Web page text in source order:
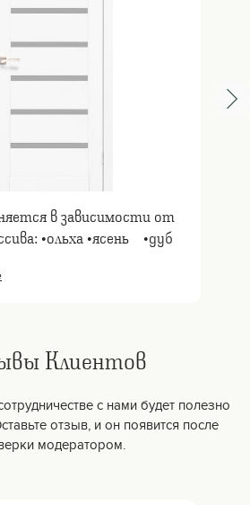
в зависимости от
•ольха •ясень⠀ •дуб
Клиентов
с нами будет полезно
отзыв, и он появится после
модератором.